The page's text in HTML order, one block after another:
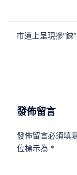
市道上呈現摻“
發佈留言
發佈留言必須填
位標示為 *